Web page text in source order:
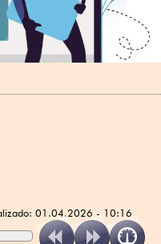
01.04.2026 - 10:16